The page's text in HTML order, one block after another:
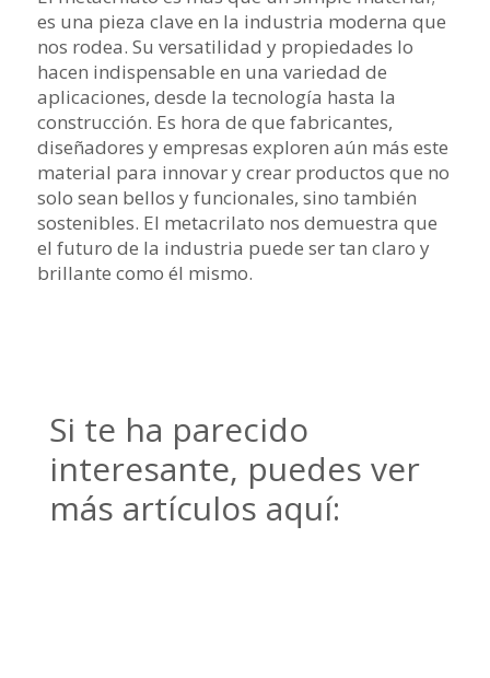
es una pieza clave en la industria moderna que
nos rodea. Su versatilidad y propiedades lo
hacen indispensable en una variedad de
aplicaciones, desde la tecnología hasta la
construcción. Es hora de que fabricantes,
diseñadores y empresas exploren aún más este
material para innovar y crear productos que no
solo sean bellos y funcionales, sino también
sostenibles. El metacrilato nos demuestra que
el futuro de la industria puede ser tan claro y
brillante como él mismo.
Si te ha parecido
interesante, puedes ver
más artículos aquí: